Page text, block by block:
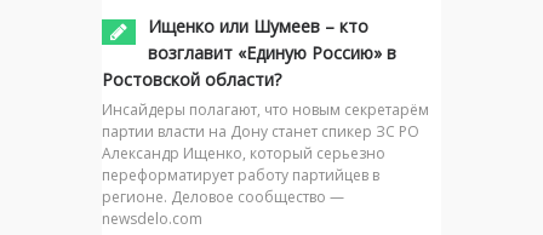
Ищенко или Шумеев – кто
возглавит «Единую Россию» в
Ростовской области?
Инсайдеры полагают, что новым секретарём
партии власти на Дону станет спикер ЗС РО
Александр Ищенко, который серьезно
переформатирует работу партийцев в
регионе. Деловое сообщество —
newsdelo.com